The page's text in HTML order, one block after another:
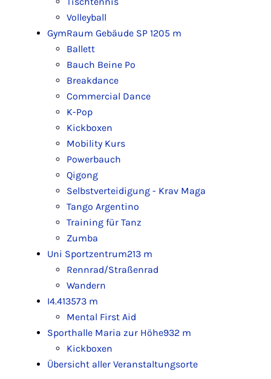
Volleyball
GymRaum Gebäude SP 1205 m
Ballett
Bauch Beine Po
Breakdance
Commercial Dance
K-Pop
Kickboxen
Mobility Kurs
Powerbauch
Qigong
Selbstverteidigung - Krav Maga
Tango Argentino
Training für Tanz
Zumba
Uni Sportzentrum213 m
Rennrad/Straßenrad
Wandern
I4.413573 m
Mental First Aid
Sporthalle Maria zur Höhe932 m
Kickboxen
Übersicht aller Veranstaltungsorte